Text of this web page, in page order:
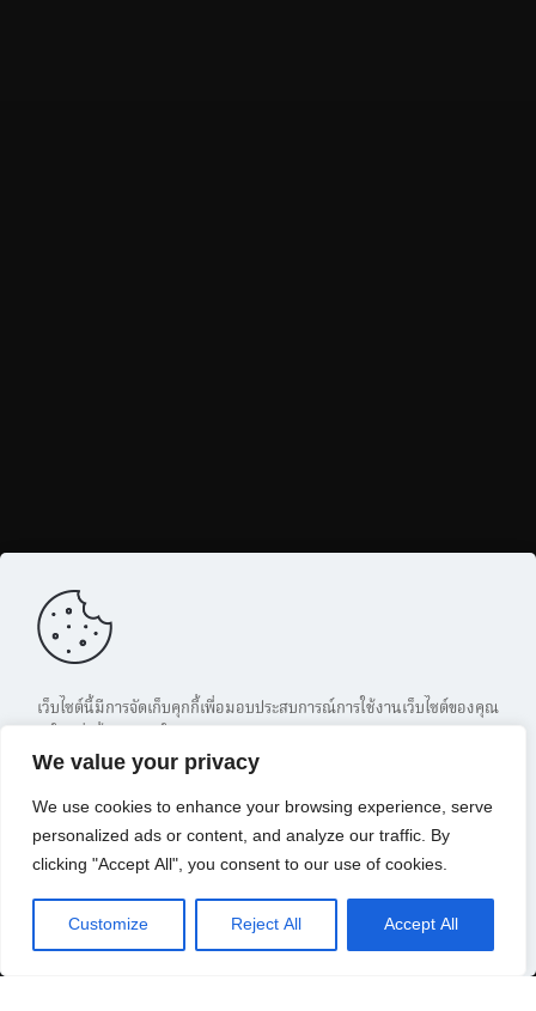
We value your privacy
We use cookies to enhance your browsing experience, serve
personalized ads or content, and analyze our traffic. By
clicking "Accept All", you consent to our use of cookies.
Customize Reject All Accept All
เว็บไซต์นี้มีการจัดเก็บคุกกี้เพื่อมอบประสบการณ์การใช้งานเว็บไซต์ของคุณ
เลือกเนื้อหาที่เหมาะสมให้กับคุณอย่างเป็นส่วนตัว ท่านสามารถศึกษา
เป็นการยอมรับข้อกำหนดและยินยอมให้เราจัดเก็บคุ้กกี้ตามนโยบายที่แจ้ง
ในเบื้องต้น
ยอมรับ